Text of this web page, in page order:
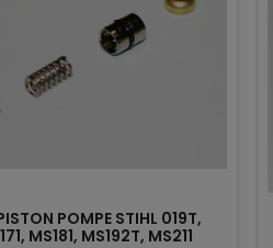
POMPE STIHL 019T,
MS181, MS192T, MS211